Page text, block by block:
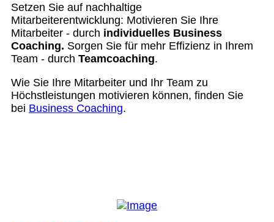
Setzen Sie auf nachhaltige
Mitarbeiterentwicklung: Motivieren Sie Ihre
Mitarbeiter - durch individuelles Business
Coaching. Sorgen Sie für mehr Effizienz in Ihrem
Team - durch Teamcoaching.
Wie Sie Ihre Mitarbeiter und Ihr Team zu
Höchstleistungen motivieren können, finden Sie
bei Business Coaching.